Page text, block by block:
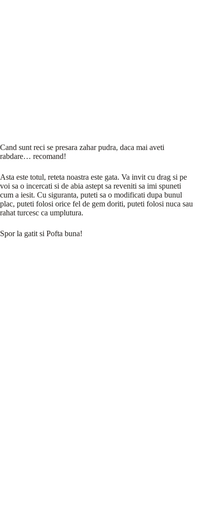
Cand sunt reci se presara zahar pudra, daca mai aveti
rabdare… recomand!
Asta este totul, reteta noastra este gata. Va invit cu drag si pe
voi sa o incercati si de abia astept sa reveniti sa imi spuneti
cum a iesit. Cu siguranta, puteti sa o modificati dupa bunul
plac, puteti folosi orice fel de gem doriti, puteti folosi nuca sau
rahat turcesc ca umplutura.
Spor la gatit si Pofta buna!